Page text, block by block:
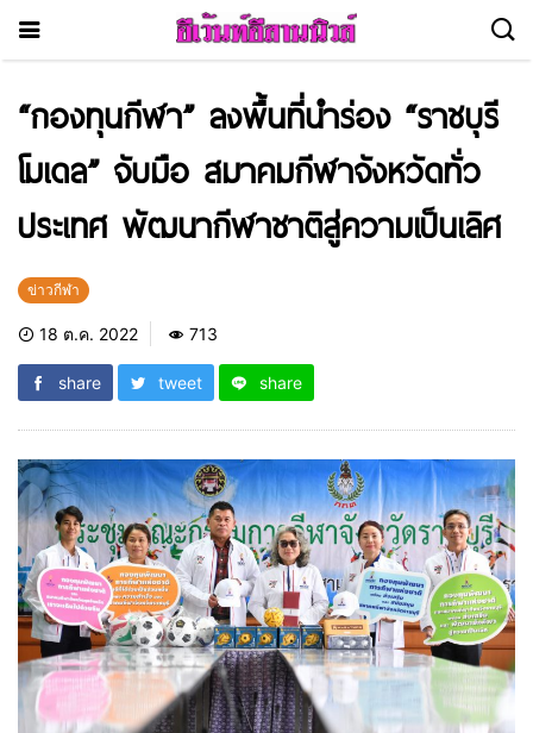
“กองทุนกีฬา” ลงพื้นที่นำร่อง “ราชบุรี
โมเดล” จับมือ สมาคมกีฬาจังหวัดทั่ว
ประเทศ พัฒนากีฬาชาติสู่ความเป็นเลิศ
ข่าวกีฬา
18 ต.ค. 2022 713
share tweet share